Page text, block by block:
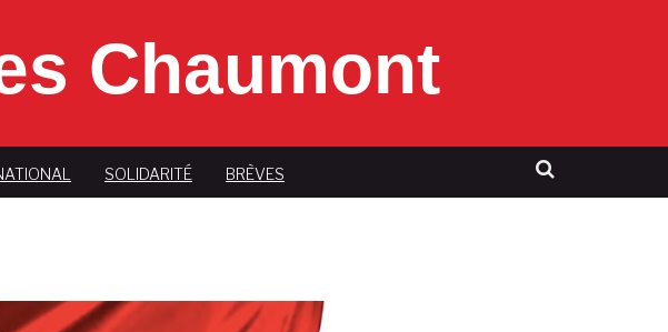
Chaumont
SOLIDARITÉ BRÈVES